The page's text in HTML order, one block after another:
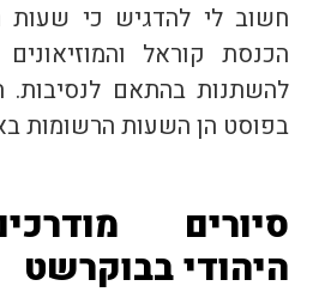
חשוב לי להדגיש כי שעות
הכנסת קוראל והמוזיאונים
להשתנות בהתאם
בפוסט הן השעות הרשומות
סיורים
היהודי בבוקרשט